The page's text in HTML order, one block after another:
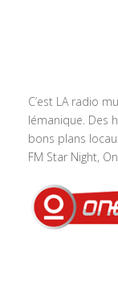
C’est LA radio
lémanique. Des
bons plans
FM Star Night,